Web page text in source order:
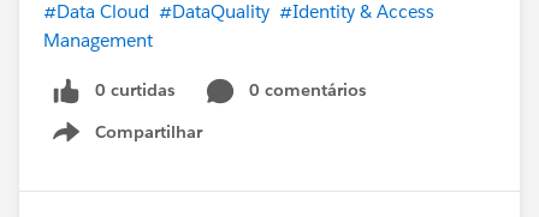
#Data Cloud #DataQuality #Identity & Access
Management
0 curtidas
0 comentários
Compartilhar
Show menu